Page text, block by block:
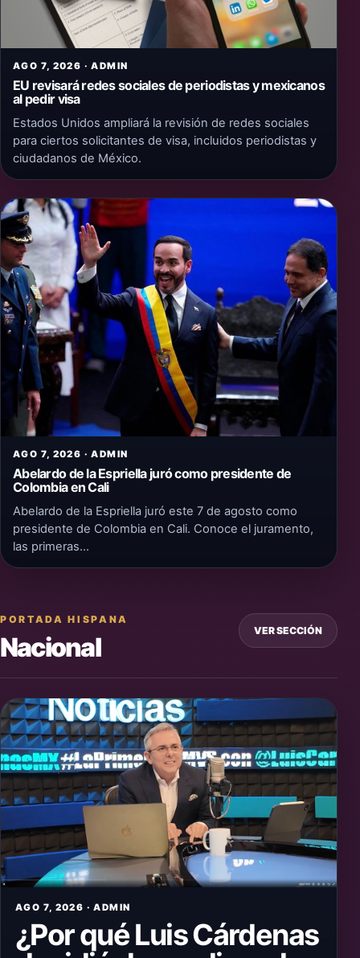
AGO 7, 2026 · ADMIN
EU revisará redes sociales de periodistas y mexicanos
al pedir visa
Estados Unidos ampliará la revisión de redes sociales
para ciertos solicitantes de visa, incluidos periodistas y
ciudadanos de México.
AGO 7, 2026 · ADMIN
Abelardo de la Espriella juró como presidente de
Colombia en Cali
Abelardo de la Espriella juró este 7 de agosto como
presidente de Colombia en Cali. Conoce el juramento,
las primeras…
PORTADA HISPANA
Nacional
VER SECCIÓN
AGO 7, 2026 · ADMIN
¿Por qué Luis Cárdenas